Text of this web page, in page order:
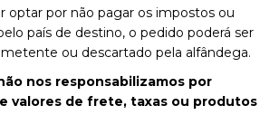
optar por não pagar os impostos ou
país de destino, o pedido poderá ser
ou descartado pela alfândega.
nos responsabilizamos por
valores de frete, taxas ou produtos